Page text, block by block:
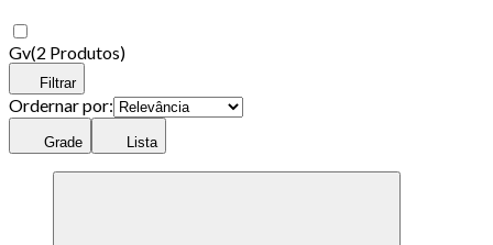
Gv(2 Produtos)
Filtrar
Ordernar por:
Grade Lista